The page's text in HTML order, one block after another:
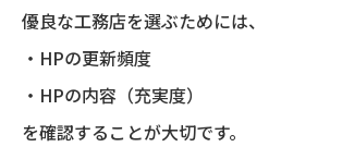
優良な工務店を選ぶためには、
・HPの更新頻度
・HPの内容（充実度）
を確認することが大切です。